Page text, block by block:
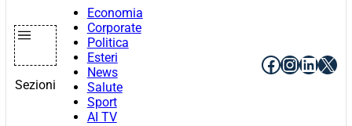
Sezioni
Economia
Corporate
Politica
Esteri
News
Salute
Sport
AI TV
Facebook
X